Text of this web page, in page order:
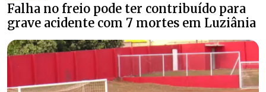
Falha no freio pode ter contribuído para
grave acidente com 7 mortes em Luziânia